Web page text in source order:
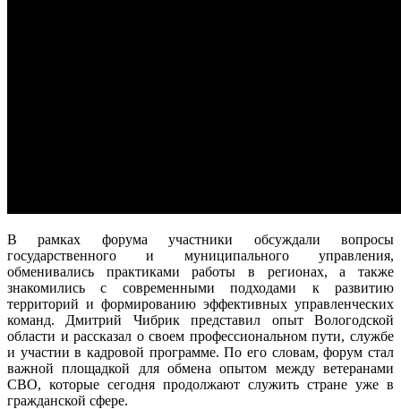
В рамках форума участники обсуждали вопросы
государственного и муниципального управления,
обменивались практиками работы в регионах, а также
знакомились с современными подходами к развитию
территорий и формированию эффективных управленческих
команд. Дмитрий Чибрик представил опыт Вологодской
области и рассказал о своем профессиональном пути, службе
и участии в кадровой программе. По его словам, форум стал
важной площадкой для обмена опытом между ветеранами
СВО, которые сегодня продолжают служить стране уже в
гражданской сфере.